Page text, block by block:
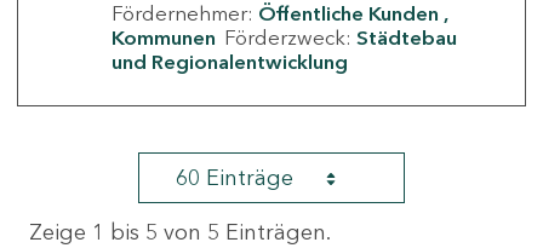
Fördernehmer: Öffentliche Kunden
Kommunen Förderzweck: Städtebau
und Regionalentwicklung
60 Einträge
Zeige 1 bis 5 von 5 Einträgen.